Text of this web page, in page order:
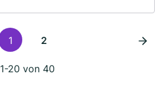
1 2
1-20 von 40